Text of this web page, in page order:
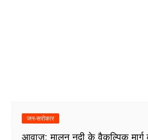
जन-सरोकार
आवाज़: मालन नदी के वैकल्पिक मार्ग